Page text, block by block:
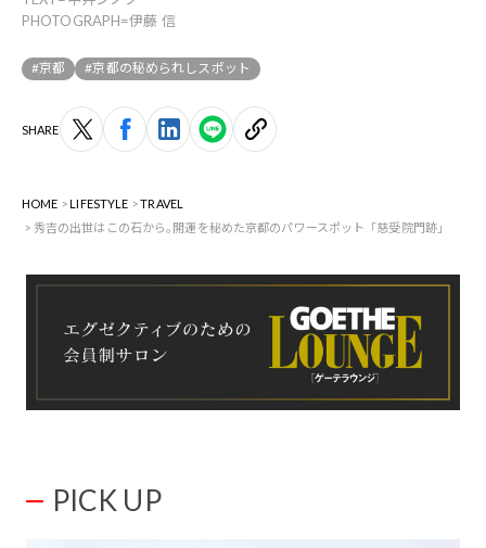
PHOTOGRAPH=伊藤 信
#京都 #京都の秘められしスポット
SHARE
HOME LIFESTYLE
TRAVEL
秀吉の出世はこの石から｡開運を秘めた京都のパワースポット「慈受院門跡」
PICK UP